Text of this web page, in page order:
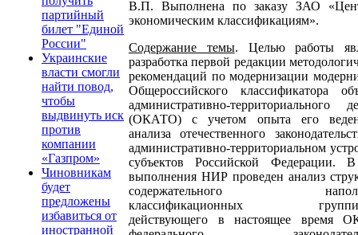
партийный
билет "Единой
России"
Украинские
власти смогли
найти повод,
чтобы
выдвинуть иск
против
компании
«Газпром»
Чиновникам
будет
предложены
избавиться от
иностранной
В.П. Выполнена по заказу ЗАО
экономическим классификациям».
Содержание темы. Целью работы
разработка первой редакции
рекомендаций по модернизации
Общероссийского классификатора
административно-территориального
(ОКАТО) с учетом опыта его
анализа отечественного
административно-территориальном
субъектов Российской Федерации.
выполнения НИР проведен анализ
содержательного
классификационных
действующего в настоящее время